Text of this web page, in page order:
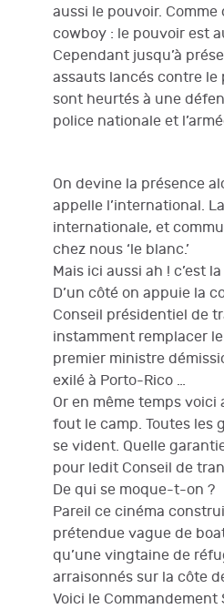
aussi le pouvoir. Comme
cowboy : le pouvoir est
Cependant jusqu’à
assauts lancés contre le
sont heurtés à une
police nationale et
On devine la présence
appelle l’international.
internationale, et
chez nous ‘le blanc.’
Mais ici aussi ah ! c’est
D’un côté on appuie la
Conseil présidentiel de
instamment remplacer
premier ministre
exilé à Porto-Rico …
Or en même temps voici
fout le camp. Toutes les
se vident. Quelle
pour ledit Conseil de
De qui se moque-t-on ?
Pareil ce cinéma
prétendue vague de
qu’une vingtaine de
arraisonnés sur la côte
Voici le Commandement